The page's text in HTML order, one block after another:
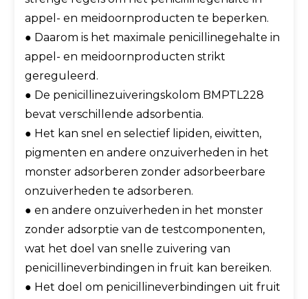
appel- en meidoornproducten te beperken.
● Daarom is het maximale penicillinegehalte in
appel- en meidoornproducten strikt
gereguleerd.
● De penicillinezuiveringskolom BMPTL228
bevat verschillende adsorbentia.
● Het kan snel en selectief lipiden, eiwitten,
pigmenten en andere onzuiverheden in het
monster adsorberen zonder adsorbeerbare
onzuiverheden te adsorberen.
● en andere onzuiverheden in het monster
zonder adsorptie van de testcomponenten,
wat het doel van snelle zuivering van
penicillineverbindingen in fruit kan bereiken.
● Het doel om penicillineverbindingen uit fruit